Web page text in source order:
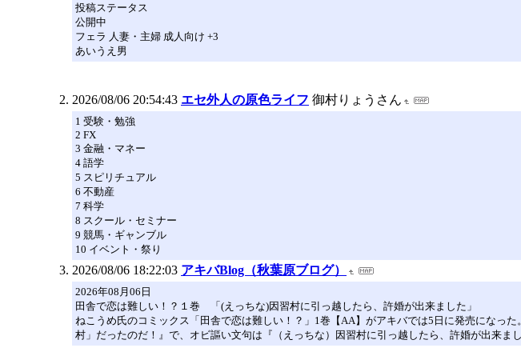
投稿ステータス
公開中
フェラ 人妻・主婦 成人向け +3
あいうえ男
2026/08/06 20:54:43 エセ外人の原色ライフ 御村りょうさん
1 受験・勉強
2 FX
3 金融・マネー
4 語学
5 スピリチュアル
6 不動産
7 科学
8 スクール・セミナー
9 競馬・ギャンブル
10 イベント・祭り
2026/08/06 18:22:03 アキバBlog（秋葉原ブログ）
2026年08月06日
田舎で恋は難しい！？１巻 「(えっちな)因習村に引っ越したら、許婚が出来ました」
ねこうめ氏のコミックス「田舎で恋は難しい！？」1巻【AA】がアキバでは5日に発売になっ
村」だったのだ！』で、オビ謳い文句は『（えっちな）因習村に引っ越したら、許婚が出来ま